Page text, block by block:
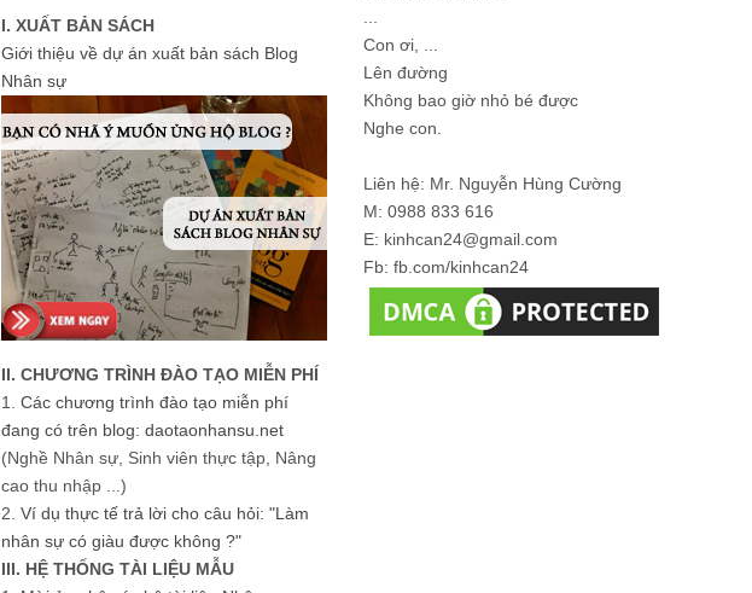
I. XUẤT BẢN SÁCH
Giới thiệu về dự án xuất bản sách Blog
Nhân sự
II. CHƯƠNG TRÌNH ĐÀO TẠO MIỄN PHÍ
1. Các chương trình đào tạo miễn phí
đang có trên blog: daotaonhansu.net
(Nghề Nhân sự, Sinh viên thực tập, Nâng
cao thu nhập ...)
2. Ví dụ thực tế trả lời cho câu hỏi: "Làm
nhân sự có giàu được không ?"
III. HỆ THỐNG TÀI LIỆU MẪU
Con ơi, ...
Lên đường
Không bao giờ nhỏ bé được
Nghe con.
Liên hệ: Mr. Nguyễn Hùng Cường
M: 0988 833 616
E: kinhcan24@gmail.com
Fb: fb.com/kinhcan24